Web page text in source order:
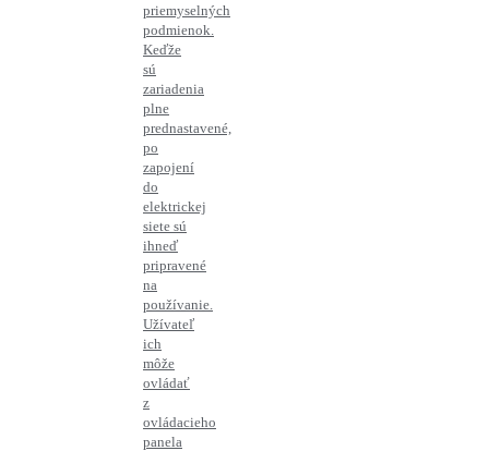
priemyselných
podmienok.
Keďže
sú
zariadenia
plne
prednastavené,
po
zapojení
do
elektrickej
siete sú
ihneď
pripravené
na
používanie.
Užívateľ
ich
môže
ovládať
z
ovládacieho
panela